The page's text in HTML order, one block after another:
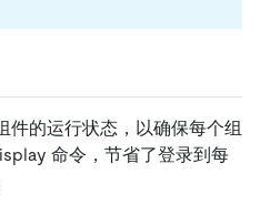
件的运行状态，以确保每个组
命令，节省了登录到每